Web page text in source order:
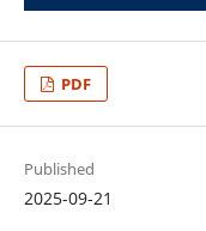
PDF
Published
2025-09-21